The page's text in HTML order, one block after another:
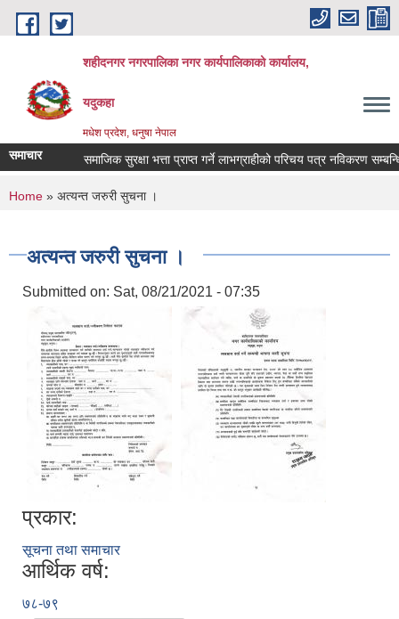
Skip to main content
शहीदनगर नगरपालिका नगर कार्यपालिकाको कार्यालय,
यदुकहा
मधेश प्रदेश, धनुषा नेपाल
समाचार समाजिक सुरक्षा भत्ता प्राप्त गर्ने लाभग्राहीको परिचय पत्र नविकरण
You are here
Home » अत्यन्त जरुरी सुचना ।
अत्यन्त जरुरी सुचना ।
Submitted on: Sat, 08/21/2021 - 07:35
प्रकार:
सूचना तथा समाचार
आर्थिक वर्ष:
७८-७९